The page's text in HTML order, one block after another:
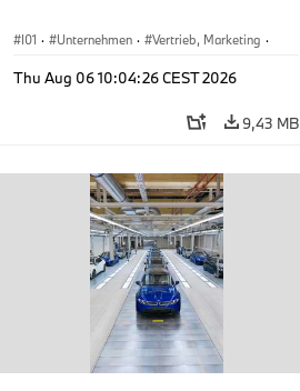
I01 · Unternehmen · Vertrieb, Marketing ·
Thu Aug 06 10:04:26 CEST 2026
9,43 MB